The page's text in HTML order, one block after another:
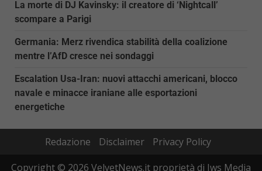
La morte di DJ Kavinsky: il creatore di ‘Nightcall’
scompare a Parigi
Germania: Merz rivendica stabilità della coalizione
mentre l’AfD cresce nei sondaggi
Escalation Usa-Iran: nuovi attacchi americani, blocco
navale e minacce iraniane alle esportazioni
energetiche
Redazione Disclaimer
Privacy Policy
Copyright © 2026 VelvetNews.it proprietà di Jws Media